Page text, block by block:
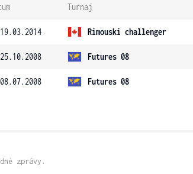
Turnaj
Rimouski challenger
Futures 08
Futures 08
zprávy.